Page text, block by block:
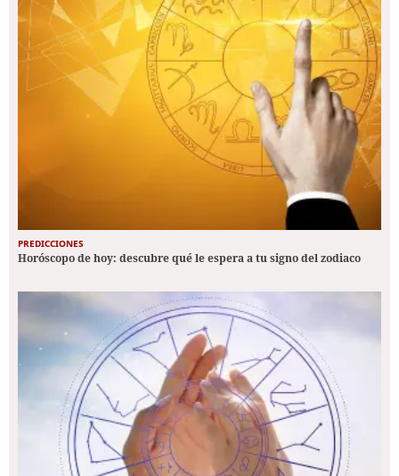
PREDICCIONES
Horóscopo de hoy: descubre qué le espera a tu signo del zodiaco